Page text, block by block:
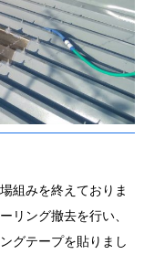
組みを終えておりま
リング撤去を行い、
グテープを貼りまし